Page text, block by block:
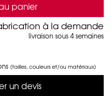
panier
à la demande
livraison sous 4 semaines
(tailles, couleurs et/ou matériaux)
un devis